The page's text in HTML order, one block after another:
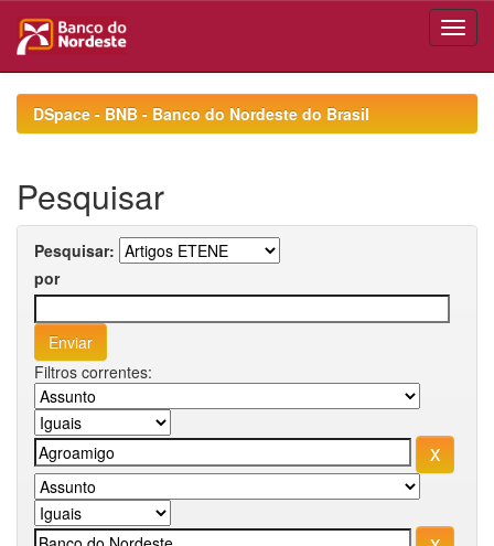
navigationDSpace - BNB - Banco do Nordeste do Brasil
Pesquisar
Pesquisar:
por
Filtros correntes: